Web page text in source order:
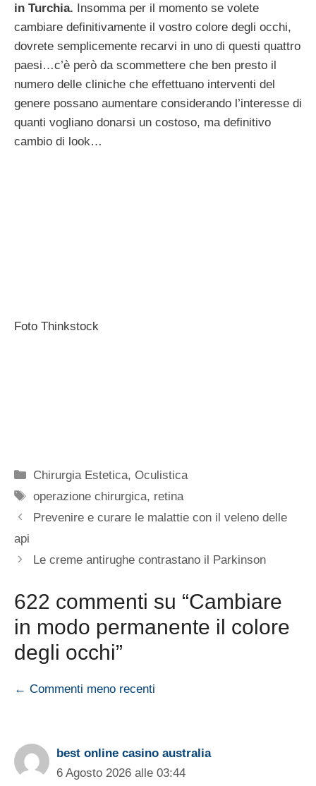
in Turchia. Insomma per il momento se volete
cambiare definitivamente il vostro colore degli occhi,
dovrete semplicemente recarvi in uno di questi quattro
paesi…c’è però da scommettere che ben presto il
numero delle cliniche che effettuano interventi del
genere possano aumentare considerando l’interesse di
quanti vogliano donarsi un costoso, ma definitivo
cambio di look…
Foto Thinkstock
Categorie
Chirurgia Estetica,Oculistica
Tag
operazione chirurgica, retina
Prevenire e curare le malattie con il veleno delle
api
Le creme antirughe contrastano il Parkinson
622 commenti su “Cambiare
in modo permanente il colore
degli occhi”
Navigazione
← Commenti meno recenti
best online casino australia
6 Agosto 2026 alle 03:44